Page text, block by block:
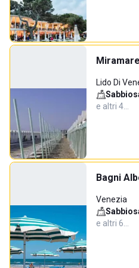
Miramare
Lido Di
e altri 4…
Bagni
Venezia
e altri 6…